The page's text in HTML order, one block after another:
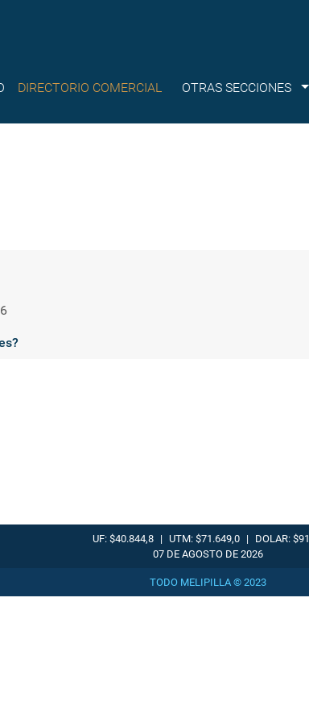
DIRECTORIO COMERCIAL OTRAS SECCIONES
UF: $40.844,8 | UTM: $71.649,0 |
DOLAR:
07 DE AGOSTO DE 2026
TODO MELIPILLA © 2023